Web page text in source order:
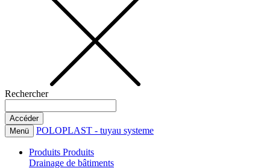
Rechercher
Menü POLOPLAST - tuyau systeme
Produits Produits
Drainage de bâtiments